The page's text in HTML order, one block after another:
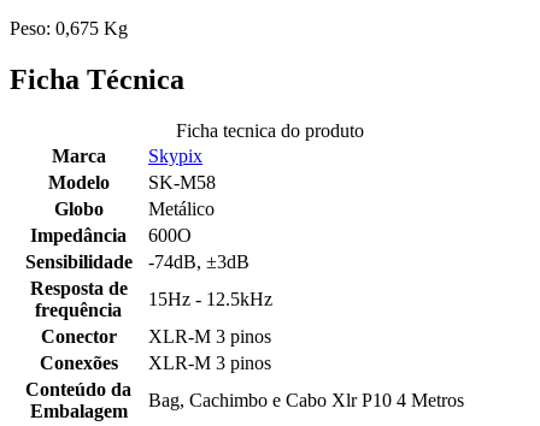
Peso: 0,675 Kg
Ficha Técnica
Ficha tecnica do produto
Marca
Skypix
Modelo
SK-M58
Globo
Metálico
Impedância
600O
Sensibilidade
-74dB, ±3dB
Resposta de
frequência
15Hz - 12.5kHz
Conector
XLR-M 3 pinos
Conexões
XLR-M 3 pinos
Conteúdo da
Embalagem
Bag, Cachimbo e Cabo Xlr P10 4 Metros